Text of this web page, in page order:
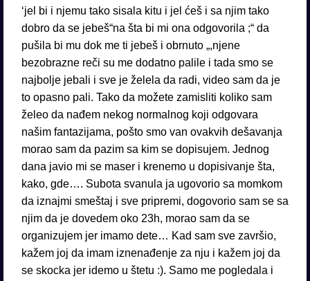
‘jel bi i njemu tako sisala kitu i jel ćeš i sa njim tako
dobro da se jebeš“na šta bi mi ona odgovorila ;“ da
pušila bi mu dok me ti jebeš i obrnuto „,njene
bezobrazne reči su me dodatno palile i tada smo se
najbolje jebali i sve je želela da radi, video sam da je
to opasno pali. Tako da možete zamisliti koliko sam
želeo da nađem nekog normalnog koji odgovara
našim fantazijama, pošto smo van ovakvih dešavanja
morao sam da pazim sa kim se dopisujem. Jednog
dana javio mi se maser i krenemo u dopisivanje šta,
kako, gde…. Subota svanula ja ugovorio sa momkom
da iznajmi smeštaj i sve pripremi, dogovorio sam se sa
njim da je dovedem oko 23h, morao sam da se
organizujem jer imamo dete… Kad sam sve završio,
kažem joj da imam iznenađenje za nju i kažem joj da
se skocka jer idemo u štetu :). Samo me pogledala i